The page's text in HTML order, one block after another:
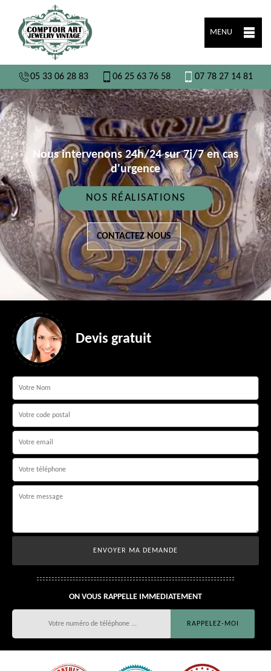
MENU
05 33 06 28 83 06 25 63 76 58 07 78 27 14 81
Nous intervenons 24h/24 sur 7j/7 en cas
d'urgence
NOS RÉALISATIONS
CONTACTEZ NOUS
Devis gratuit
ON VOUS RAPPELLE IMMEDIATEMENT